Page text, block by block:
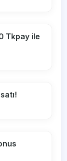
Tkpay ile